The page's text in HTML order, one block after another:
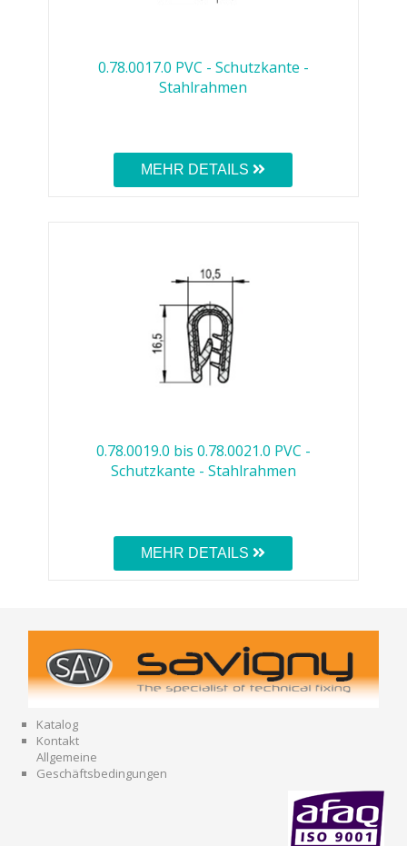
0.78.0017.0 PVC - Schutzkante -
Stahlrahmen
MEHR DETAILS
0.78.0019.0 bis 0.78.0021.0 PVC -
Schutzkante - Stahlrahmen
MEHR DETAILS
Katalog
Kontakt
Allgemeine
Geschäftsbedingungen